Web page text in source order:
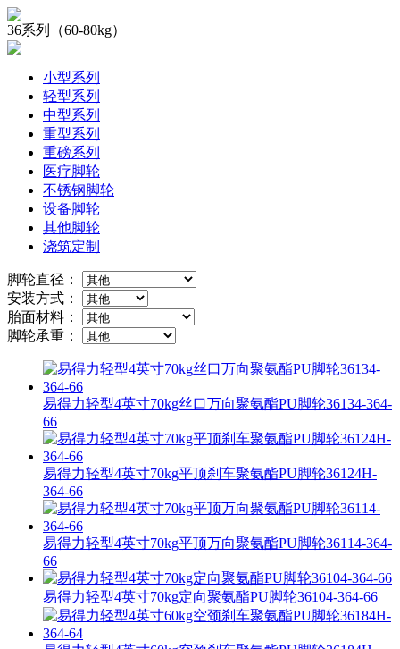
36系列（60-80kg）
小型系列
轻型系列
中型系列
重型系列
重磅系列
医疗脚轮
不锈钢脚轮
设备脚轮
其他脚轮
浇筑定制
脚轮直径：
安装方式：
胎面材料：
脚轮承重：
易得力轻型4英寸70kg丝口万向聚氨酯PU脚轮36134-364-
66
易得力轻型4英寸70kg平顶刹车聚氨酯PU脚轮36124H-
364-66
易得力轻型4英寸70kg平顶万向聚氨酯PU脚轮36114-364-
66
易得力轻型4英寸70kg定向聚氨酯PU脚轮36104-364-66